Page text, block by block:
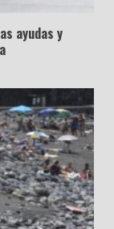
ayudas y